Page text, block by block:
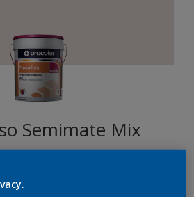
Semimate Mix